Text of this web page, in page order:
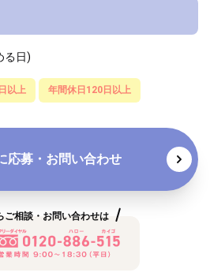
る日)
以上 年間休日120日以上
応募・お問い合わせ
ご相談・お問い合わせは